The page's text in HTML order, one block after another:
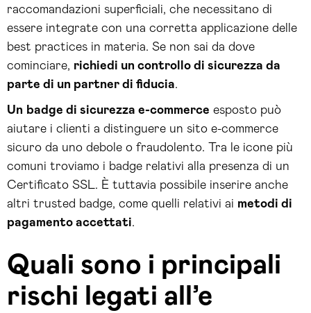
raccomandazioni superficiali, che necessitano di
essere integrate con una corretta applicazione delle
best practices in materia. Se non sai da dove
cominciare, richiedi un controllo di sicurezza da
parte di un partner di fiducia.
Un badge di sicurezza e-commerce esposto può
aiutare i clienti a distinguere un sito e-commerce
sicuro da uno debole o fraudolento. Tra le icone più
comuni troviamo i badge relativi alla presenza di un
Certificato SSL. È tuttavia possibile inserire anche
altri trusted badge, come quelli relativi ai metodi di
pagamento accettati.
Quali sono i principali
rischi legati all’e